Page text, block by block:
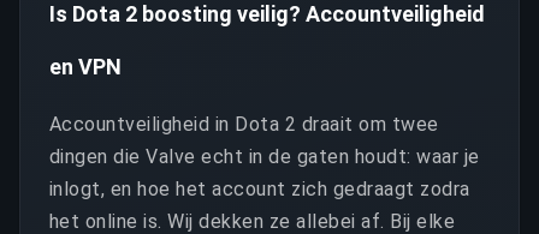
Is Dota 2 boosting veilig? Accountveiligheid
en VPN
Accountveiligheid in Dota 2 draait om twee
dingen die Valve echt in de gaten houdt: waar je
inlogt, en hoe het account zich gedraagt zodra
het online is. Wij dekken ze allebei af. Bij elke